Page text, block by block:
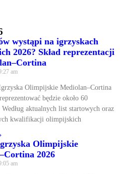
wystąpi na igrzyskach
2026? Skład reprezentacji
am
Olimpijskie Mediolan–Cortina
będzie około 60
aktualnych list startowych oraz
kwalifikacji olimpijskich
Olimpijskie
2026
am